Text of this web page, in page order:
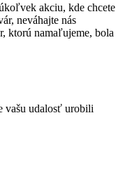
akciu, kde chcete
neváhajte nás
ktorú namaľujeme, bola
vašu udalosť urobili